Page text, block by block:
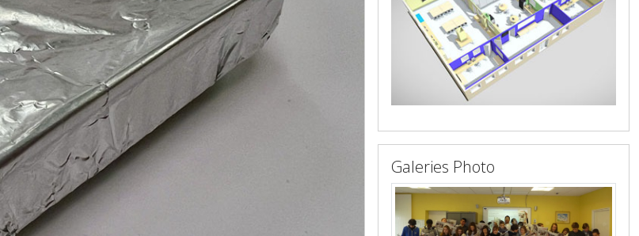
Galeries Photo